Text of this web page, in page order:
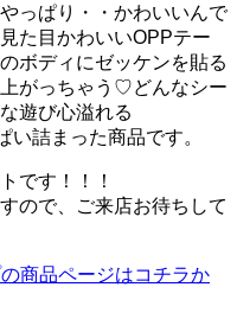
っぱり・・かわいいんで
た目かわいいOPPテー
ボディにゼッケンを貼る
がっちゃう♡どんなシー
遊び心溢れる
詰まった商品です。
です！！！
ので、ご来店お待ちして
商品ページはコチラか